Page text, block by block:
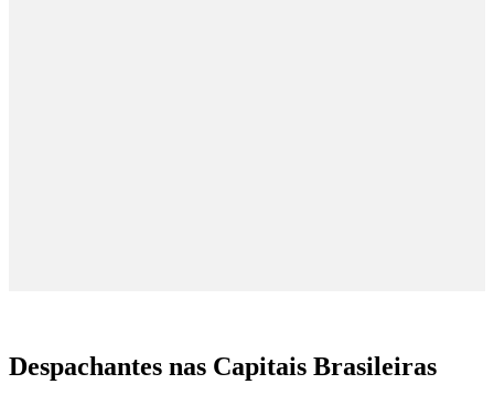
Despachantes nas Capitais Brasileiras